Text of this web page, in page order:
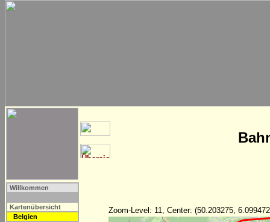
Willkommen
Kartenübersicht
Belgien
Zoom-Level: 11, Center: (50.203275,